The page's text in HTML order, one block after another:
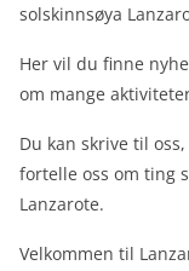
solskinnsøya
Her vil du finne
om mange
Du kan skrive til
fortelle oss om ting
Lanzarote.
Velkommen til